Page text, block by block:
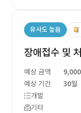
유사도 높음
장애접수 및
예상 금액
예상 기간
30일
개발
기타